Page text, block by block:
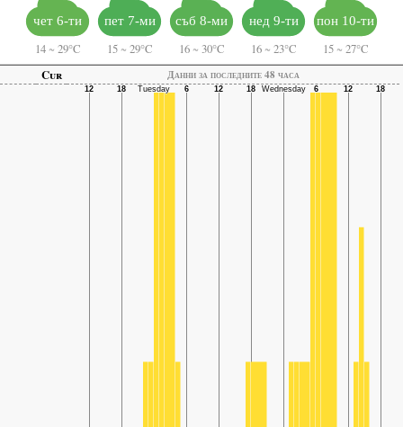
чет 6-ти
14 ~ 29°C
пет 7-ми
15 ~ 29°C
съб 8-ми
16 ~ 30°C
нед 9-ти
16 ~ 23°C
пон 10-ти
15 ~ 27°C
Cur
Данни за последните 48 часа